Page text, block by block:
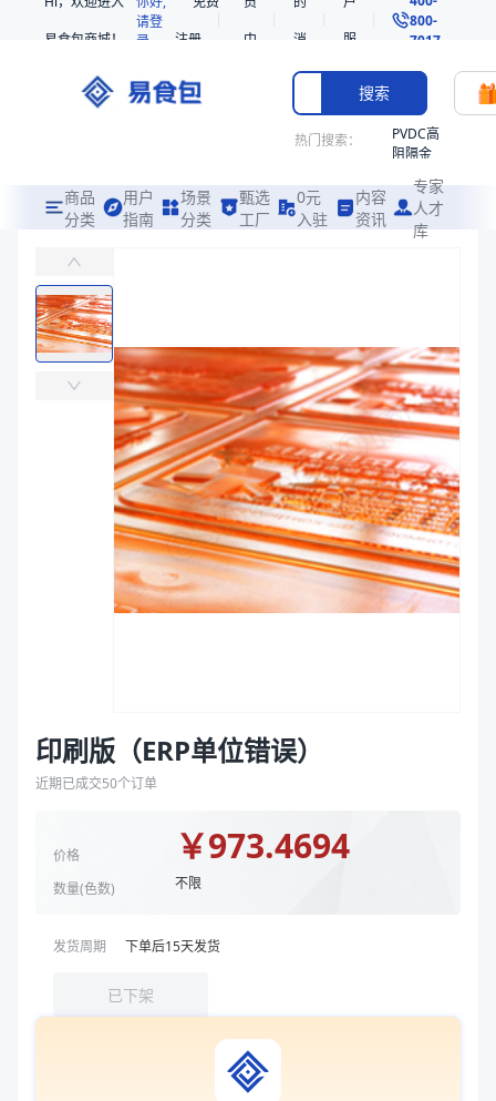
易食包商城！
请登
录
注册
中
消
息
服
务
800-
7017
搜索
热门搜索：
PVDC高
阻隔金
共挤热
收缩袋
221360
烤箱袋
221330
SE53
热收缩
袋
拉伸膜
商品
分类
用户
指南
场景
分类
甄选
工厂
0元
入驻
内容
资讯
专家
人才
库
易食包（EPAK）专注于印刷版（ERP单位错误）包装，提供详尽的规
价格：￥973.4694
商品参数
商品分类
其他包装材料
80*(265+60+10)*380真空袋、80*265*390复合
印刷版费
印刷版（ERP单位错误）
近期已成交50个订单
价格
数量(色数)
￥973.4694
不限
发货周期 下单后15天发货
已下架